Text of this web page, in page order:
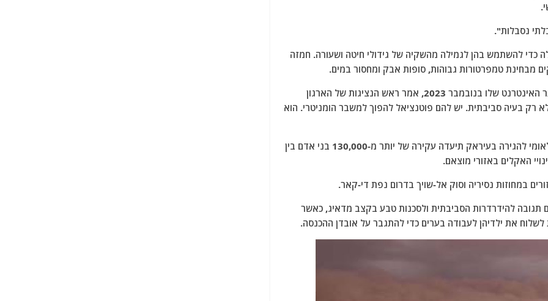
נסבלות".
כדי להשתמש בהן לגמילה מהשקיה של גידולי חיטה ושעורה. חמזה
מבחינת טמפרטורות גבוהות, סופות אבק ומחסור במים.
בדו"ח שפרסם הארגון הבינלאומי להגירה (IOM) באתר האינטרנט שלו בנובמבר 2023, אמר ראש הנציגות של הארגון
רק בעיה סביבתית. יש להם פוטנציאל להפוך למשבר הומניטרי. הוא
על פי הדיווח, תוכנית מעקב האקלים של הארגון הבינלאומי להגירה בעיראק תיעדה עקירה של יותר מ-130,000 בני אדם בין
תגובה להידרדרות הסביבתית ולסכנות טבע בקצב מדאיג, כאשר
את ילדיהן לעבודה בערים כדי להתגבר על אובדן ההכנסה.